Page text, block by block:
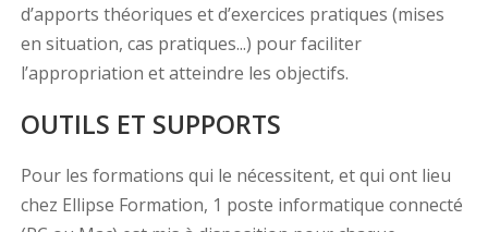
d’apports théoriques et d’exercices pratiques (mises
en situation, cas pratiques...) pour faciliter
l’appropriation et atteindre les objectifs.
OUTILS ET SUPPORTS
Pour les formations qui le nécessitent, et qui ont lieu
chez Ellipse Formation, 1 poste informatique connecté